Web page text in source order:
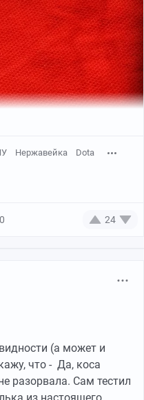
Нержавейка Dota
24
(а может и
что - Да, коса
разорвала. Сам тестил